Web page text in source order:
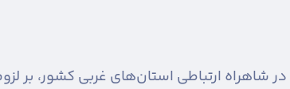
شاهراه ارتباطی استان‌های غربی کشور، بر